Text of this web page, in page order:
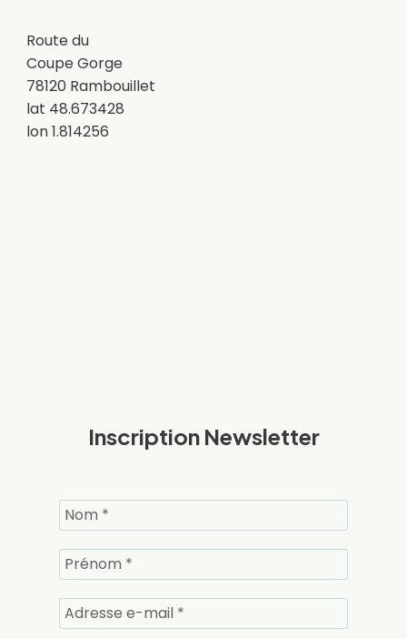
Route du
Coupe Gorge
78120 Rambouillet
lat 48.673428
lon 1.814256
Inscription Newsletter